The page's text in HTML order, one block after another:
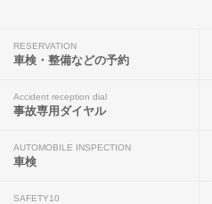
RESERVATION
車検・整備などの予約
Accident reception dial
事故専用ダイヤル
AUTOMOBILE INSPECTION
車検
SAFETY10